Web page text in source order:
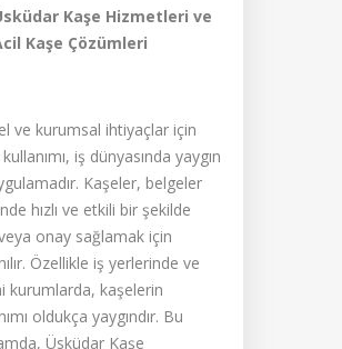
Kaşe Hizmetleri ve
Kaşe Çözümleri
ve kurumsal ihtiyaçlar için
iş dünyasında yaygın
Kaşeler, belgeler
hızlı ve etkili bir şekilde
onay sağlamak için
Özellikle iş yerlerinde ve
kurumlarda, kaşelerin
oldukça yaygındır. Bu
Üsküdar Kaşe